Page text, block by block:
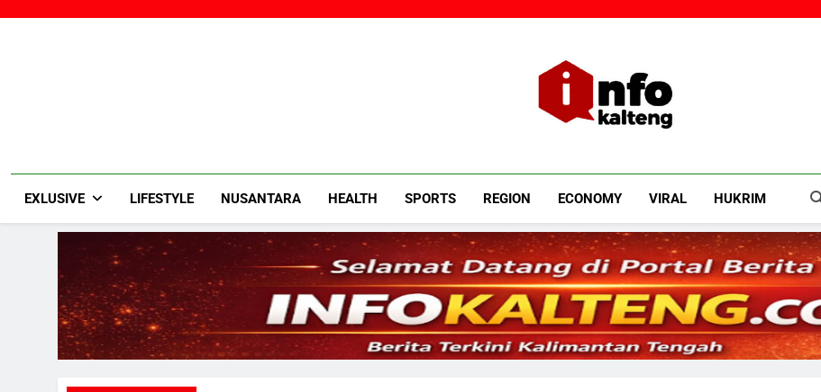
Infokalteng
EXLUSIVE LIFESTYLE NUSANTARA HEALTH SPORTS REGION ECONOMY VIRAL HUKRIM